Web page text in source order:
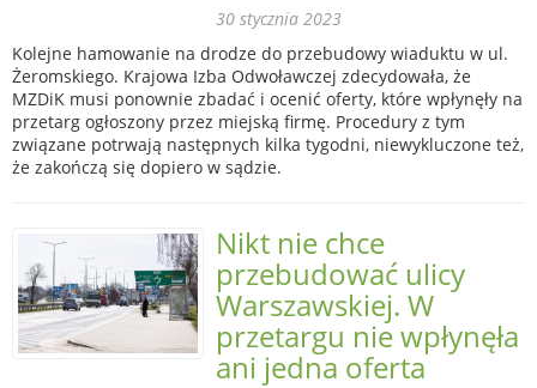
30 stycznia 2023
Kolejne hamowanie na drodze do przebudowy wiaduktu w ul.
Żeromskiego. Krajowa Izba Odwoławczej zdecydowała, że
MZDiK musi ponownie zbadać i ocenić oferty, które wpłynęły na
przetarg ogłoszony przez miejską firmę. Procedury z tym
związane potrwają następnych kilka tygodni, niewykluczone też,
że zakończą się dopiero w sądzie.
Nikt nie chce
przebudować ulicy
Warszawskiej. W
przetargu nie wpłynęła
ani jedna oferta